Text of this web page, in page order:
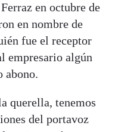
en octubre de
en nombre de
fue el receptor
empresario algún
abono.
querella, tenemos
del portavoz